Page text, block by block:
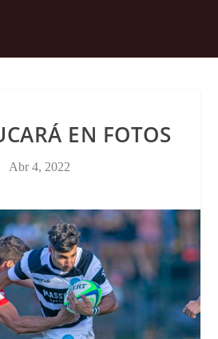
EN FOTOS
Abr 4, 2022